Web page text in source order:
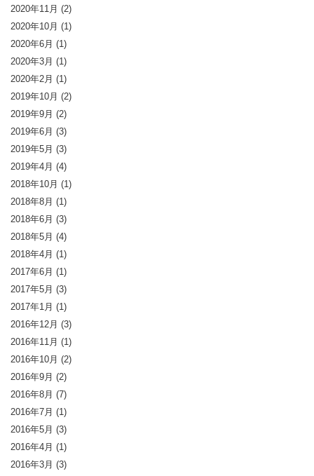
2020年11月 (2)
2020年10月 (1)
2020年6月 (1)
2020年3月 (1)
2020年2月 (1)
2019年10月 (2)
2019年9月 (2)
2019年6月 (3)
2019年5月 (3)
2019年4月 (4)
2018年10月 (1)
2018年8月 (1)
2018年6月 (3)
2018年5月 (4)
2018年4月 (1)
2017年6月 (1)
2017年5月 (3)
2017年1月 (1)
2016年12月 (3)
2016年11月 (1)
2016年10月 (2)
2016年9月 (2)
2016年8月 (7)
2016年7月 (1)
2016年5月 (3)
2016年4月 (1)
2016年3月 (3)